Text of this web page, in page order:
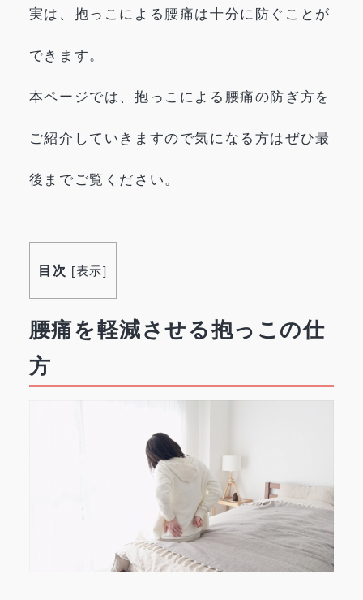
実は、抱っこによる腰痛は十分に防ぐことが
できます。
本ページでは、抱っこによる腰痛の防ぎ方を
ご紹介していきますので気になる方はぜひ最
後までご覧ください。
目次 [表示]
腰痛を軽減させる抱っこの仕
方